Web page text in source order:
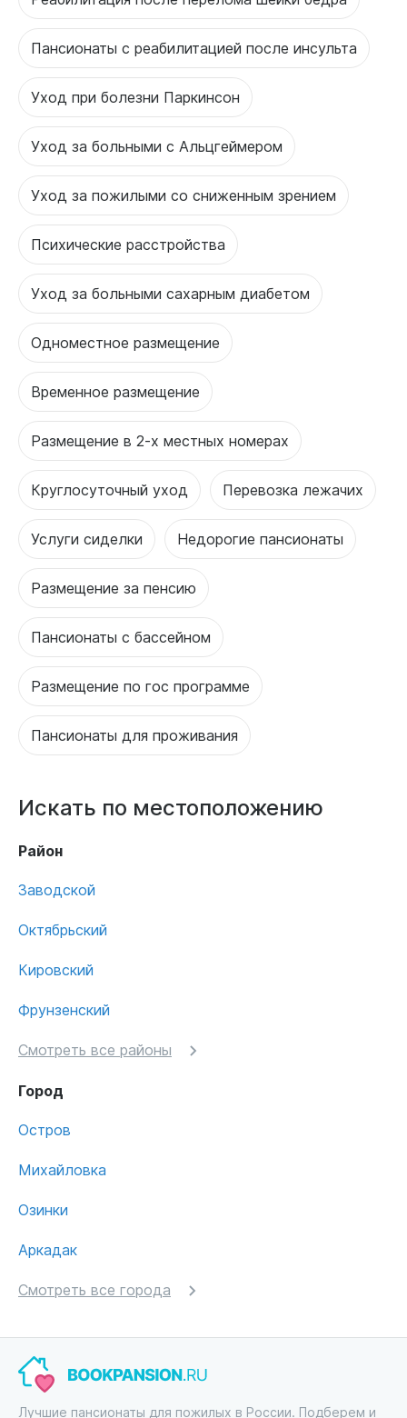
Пансионаты с реабилитацией после инсульта
Уход при болезни Паркинсон
Уход за больными с Альцгеймером
Уход за пожилыми со сниженным зрением
Психические расстройства
Уход за больными сахарным диабетом
Одноместное размещение
Временное размещение
Размещение в 2-х местных номерах
Круглосуточный уход Перевозка лежачих
Услуги сиделки Недорогие пансионаты
Размещение за пенсию
Пансионаты с бассейном
Размещение по гос программе
Пансионаты для проживания
Искать по местоположению
Район
Заводской
Октябрьский
Кировский
Фрунзенский
Смотреть все районы
Город
Остров
Михайловка
Озинки
Аркадак
Смотреть все города
Лучшие пансионаты для пожилых в России. Подберем и